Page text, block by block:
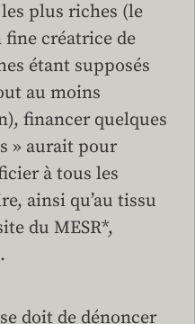
plus riches (le
créatrice de
étant supposés
au moins
financer quelques
» aurait pour
à tous les
ainsi qu’au tissu
du MESR*,
doit de dénoncer